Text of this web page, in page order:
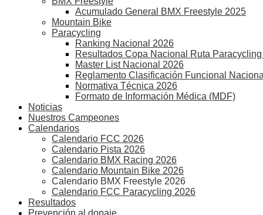
Acumulado General BMX Freestyle 2025
Mountain Bike
Paracycling
Ranking Nacional 2026
Resultados Copa Nacional Ruta
Master List Nacional 2026
Reglamento Clasificación Funcional
Normativa Técnica 2026
Formato de Información Médica (MDF)
Noticias
Nuestros Campeones
Calendarios
Calendario FCC 2026
Calendario Pista 2026
Calendario BMX Racing 2026
Calendario Mountain Bike 2026
Calendario BMX Freestyle 2026
Calendario FCC Paracycling 2026
Resultados
Prevención al dopaje